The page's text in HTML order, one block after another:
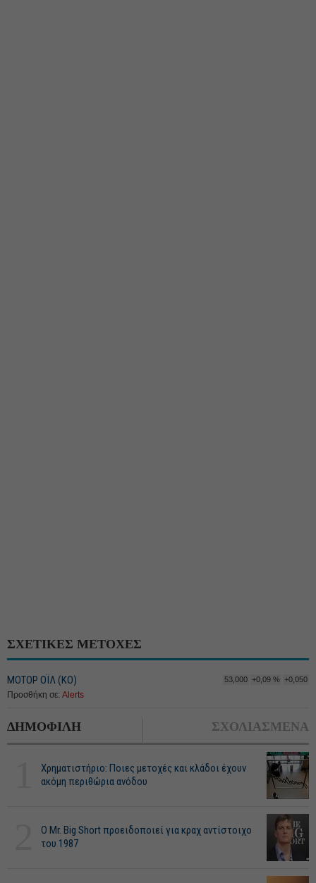
ΣΧΕΤΙΚΕΣ ΜΕΤΟΧΕΣ
ΜΟΤΟΡ ΟΪΛ (ΚΟ) 53,000 +0,09 % +0,050
Προσθήκη σε: Alerts
ΔΗΜΟΦΙΛΗ ΣΧΟΛΙΑΣΜΕΝΑ
Χρηματιστήριο: Ποιες μετοχές και κλάδοι έχουν
ακόμη περιθώρια ανόδου
O Mr. Big Short προειδοποιεί για κραχ αντίστοιχο
του 1987